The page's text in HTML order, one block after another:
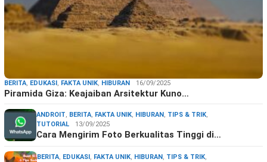
BERITA, EDUKASI , FAKTA UNIK, HIBURAN 16/09/2025
Piramida Giza: Keajaiban Arsitektur Kuno…
ANDROIT, BERITA, FAKTA UNIK, HIBURAN , TIPS & TRIK,
TUTORIAL
13/09/2025
Cara Mengirim Foto Berkualitas Tinggi di…
BERITA, EDUKASI , FAKTA UNIK, HIBURAN , TIPS & TRIK,